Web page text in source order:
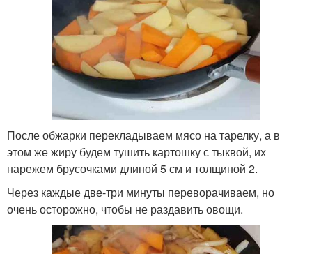
После обжарки перекладываем мясо на тарелку, а в
этом же жиру будем тушить картошку с тыквой, их
нарежем брусочками длиной 5 см и толщиной 2.
Через каждые две-три минуты переворачиваем, но
очень осторожно, чтобы не раздавить овощи.